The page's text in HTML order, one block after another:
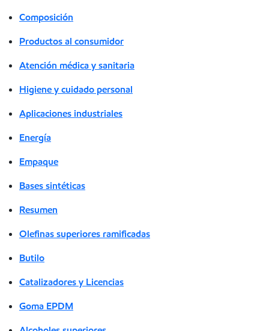
Composición
Productos al consumidor
Atención médica y sanitaria
Higiene y cuidado personal
Aplicaciones industriales
Energía
Empaque
Bases sintéticas
Resumen
Olefinas superiores ramificadas
Butilo
Catalizadores y Licencias
Goma EPDM